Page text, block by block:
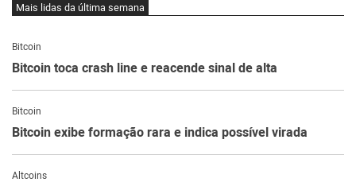
Mais lidas da última semana
Bitcoin
Bitcoin toca crash line e reacende sinal de alta
Bitcoin
Bitcoin exibe formação rara e indica possível virada
Altcoins